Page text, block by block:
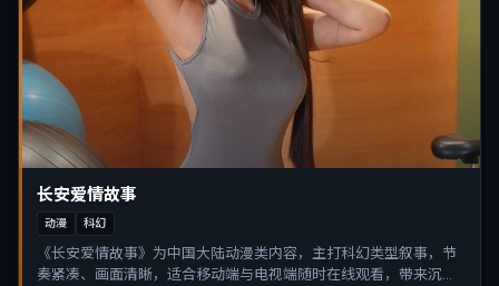
长安爱情故事
动漫 科幻
《长安爱情故事》为中国大陆动漫类内容，主打科幻类型叙事，节
奏紧凑、画面清晰，适合移动端与电视端随时在线观看，带来沉浸